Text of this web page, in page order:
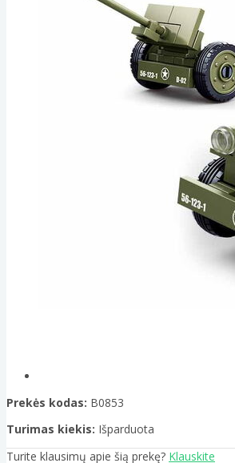
Prekės kodas: B0853
Turimas kiekis: Išparduota
Turite klausimų apie šią prekę? Klauskite